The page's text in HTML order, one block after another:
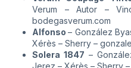
Verum – Autor –
bodegasverum.com
Alfonso– González
Xérès – Sherry –
Solera 1847 –